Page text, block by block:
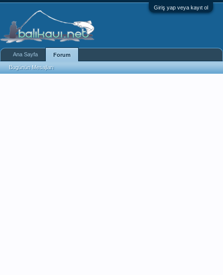
Giriş yap veya kayıt ol
Ana Sayfa Forum
Bugünün Mesajları